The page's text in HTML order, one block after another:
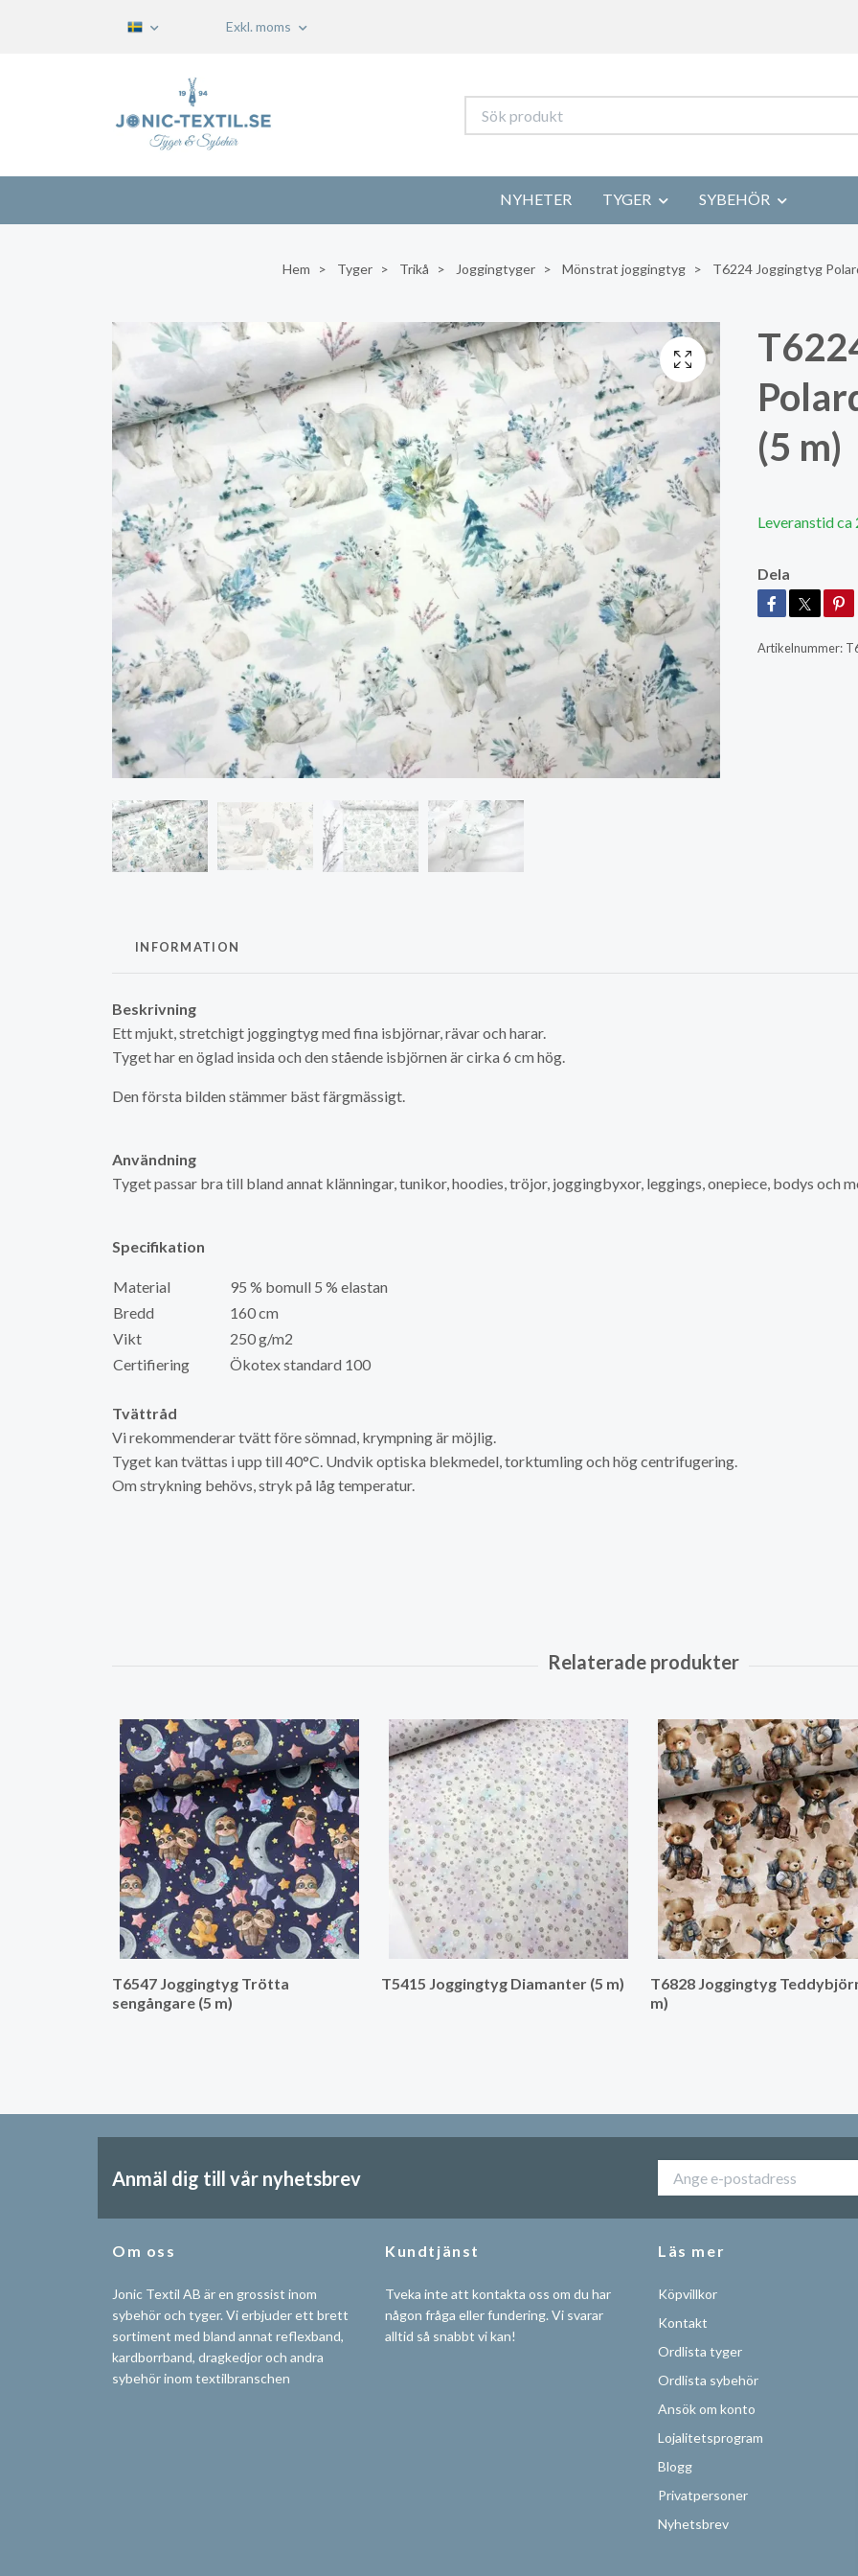
Exkl. moms
NYHETER TYGER SYBEHÖR
Hem Tyger Trikå Joggingtyger Mönstrat joggingtyg T6224 Joggingtyg
(5 m)
Leveranstid ca
Dela
Artikelnummer:
INFORMATION
Beskrivning
Ett mjukt, stretchigt joggingtyg med fina isbjörnar, rävar och harar.
Tyget har en öglad insida och den stående isbjörnen är cirka 6 cm hög.
Den första bilden stämmer bäst färgmässigt.
Användning
Tyget passar bra till bland annat klänningar, tunikor, hoodies, tröjor, joggingbyxor, leggings, onepiece, bodys och
Specifikation
Material
95 % bomull 5 % elastan
Bredd
160 cm
Vikt
250 g/m2
Certifiering
Ökotex standard 100
Tvättråd
Vi rekommenderar tvätt före sömnad, krympning är möjlig.
Tyget kan tvättas i upp till 40°C. Undvik optiska blekmedel, torktumling och hög centrifugering.
Om strykning behövs, stryk på låg temperatur.
T6547 Joggingtyg Trötta
sengångare (5 m)
T5415 Joggingtyg Diamanter (5 m)
T6828 Joggingtyg
m)
Anmäl dig till vår nyhetsbrev
Om oss
Jonic Textil AB är en grossist inom
sybehör och tyger. Vi erbjuder ett brett
sortiment med bland annat reflexband,
kardborrband, dragkedjor och andra
sybehör inom textilbranschen
Kundtjänst
Tveka inte att kontakta oss om du har
någon fråga eller fundering. Vi svarar
alltid så snabbt vi kan!
Läs mer
Köpvillkor
Kontakt
Ordlista tyger
Ordlista sybehör
Ansök om konto
Lojalitetsprogram
Blogg
Privatpersoner
Nyhetsbrev